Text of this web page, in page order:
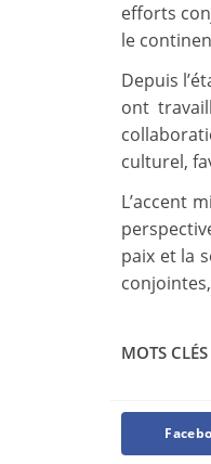
efforts
le
Depuis
ont
culturel,
L’accent
paix et la
MOTS CLÉS